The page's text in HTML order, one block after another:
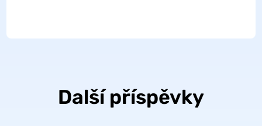
Další příspěvky